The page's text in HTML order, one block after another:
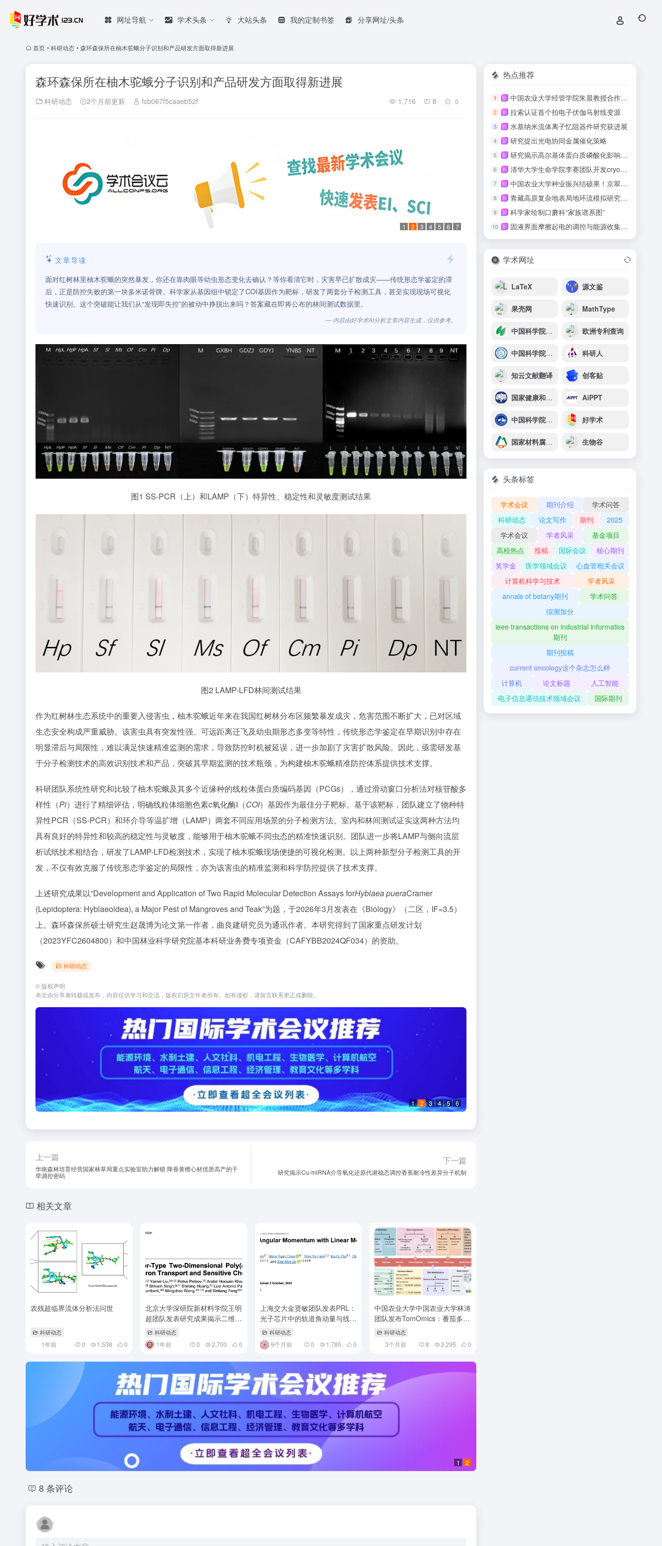
网址导航 学术头条 大站头条 我的定制书签 分享网址/头条
首页 • 科研动态 • 森环森保所在柚木驼蛾分子识别和产品研发方面取得新进展
森环森保所在柚木驼蛾分子识别和产品研发方面取得新进展
科研动态 2个月前更新 fcb067f5caaeb52f 1,716 8 0
1 2 3 4 5 6 7
文章导读
面对红树林里柚木驼蛾的突然暴发，你还在靠肉眼等幼虫形态变化去确认？等你看清它时，灾害早已扩散成灾——传统形态学鉴定的滞
后，正是防控失败的第一块多米诺骨牌。科学家从基因组中锁定了COI基因作为靶标，研发了两套分子检测工具，甚至实现现场可视化
快速识别。这个突破能让我们从“发现即失控”的被动中挣脱出来吗？答案藏在即将公布的林间测试数据里。
— 内容由好学术AI分析文章内容生成，仅供参考。
图1 SS-PCR（上）和LAMP（下）特异性、稳定性和灵敏度测试结果
图2 LAMP-LFD林间测试结果
作为红树林生态系统中的重要入侵害虫，柚木驼蛾近年来在我国红树林分布区频繁暴发成灾，危害范围不断扩大，已对区域
生态安全构成严重威胁。该害虫具有突发性强、可远距离迁飞及幼虫期形态多变等特性，传统形态学鉴定在早期识别中存在
明显滞后与局限性，难以满足快速精准监测的需求，导致防控时机被延误，进一步加剧了灾害扩散风险。因此，亟需研发基
于分子检测技术的高效识别技术和产品，突破其早期监测的技术瓶颈，为构建柚木驼蛾精准防控体系提供技术支撑。
科研团队系统性研究和比较了柚木驼蛾及其多个近缘种的线粒体蛋白质编码基因（PCGs），通过滑动窗口分析法对核苷酸多
样性（Pi）进行了精细评估，明确线粒体细胞色素c氧化酶I（COI）基因作为最佳分子靶标。基于该靶标，团队建立了物种特
异性PCR（SS-PCR）和环介导等温扩增（LAMP）两套不同应用场景的分子检测方法。室内和林间测试证实这两种方法均
具有良好的特异性和较高的稳定性与灵敏度，能够用于柚木驼蛾不同虫态的精准快速识别。团队进一步将LAMP与侧向流层
析试纸技术相结合，研发了LAMP-LFD检测技术，实现了柚木驼蛾现场便捷的可视化检测。以上两种新型分子检测工具的开
发，不仅有效克服了传统形态学鉴定的局限性，亦为该害虫的精准监测和科学防控提供了技术支撑。
上述研究成果以“Development and Application of Two Rapid Molecular Detection Assays forHyblaea pueraCramer
(Lepidoptera: Hyblaeoidea), a Major Pest of Mangroves and Teak”为题，于2026年3月发表在《Biology》（二区，IF=3.5）
上。森环森保所硕士研究生赵晟博为论文第一作者，曲良建研究员为通讯作者。本研究得到了国家重点研发计划
（2023YFC2604800）和中国林业科学研究院基本科研业务费专项资金（CAFYBB2024QF034）的资助。
科研动态
© 版权声明
本文由分享者转载或发布，内容仅供学习和交流，版权归原文作者所有。如有侵权，请留言联系更正或删除。
1 2 3 4 5 6
上一篇
华南森林培育经营国家林草局重点实验室助力解锁 降香黄檀心材优质高产的干
旱调控密码
下一篇
研究揭示Cu-miRNA介导氧化还原代谢稳态调控香蕉耐冷性差异分子机制
相关文章
农残超临界流体分析法问世
科研动态
1年前 0 1,538 0
北京大学深研院新材料学院王明
超团队发表研究成果揭示二维共
轭聚合物电子传感器新进展
科研动态
1年前 0 2,700 0
上海交大金贤敏团队发表PRL：
光子芯片中的轨道角动量与线动
量锁定
科研动态
9个月前 0 1,785 0
中国农业大学中国农业大学林涛
团队发布TomOmics：番茄多组
学整合与功能研究的综合平台
科研动态
3个月前 8 3,295 0
1 2
8 条评论
热点推荐
1 新 中国农业大学经管学院朱晨教授合作研究首次揭示生命早期糖摄入可通过长期饮食行为影响成年健康
2 新 拉索认证首个拍电子伏伽马射线变源
3 新 水基纳米流体离子忆阻器件研究获进展
4 新 研究提出光电协同金属催化策略
5 新 研究揭示高尔基体蛋白质磷酸化影响乳汁质量的分子机制
6 新 清华大学生命学院李赛团队开发cryo-ET数据一体化实时处理软件
7 新 中国农业大学种业振兴结硕果！京翠绿壳蛋鸡配套系喜获国家畜禽新品种证书
8 新 青藏高原复杂地表局地环流模拟研究取得进展
9 新 科学家绘制口蘑科“家族谱系图”
10 新 固液界面摩擦起电的调控与能源收集研究取得系列进展
学术网址
LaTeX 源文鉴
果壳网 MathType
中国科学院生态环境研究中心 欧洲专利查询
中国科学院微生物研究所 科研人
知云文献翻译 创客贴
国家健康和疾病人脑组织资源库 AiPPT
中国科学院青藏高原研究所 好学术
国家材料腐蚀与防护科学数据中心 生物谷
头条标签
学术会议 期刊介绍
学术问答
科研动态
论文写作 期刊
2025
学术会议
学者风采
基金项目
高校热点
投稿 国际会议
核心期刊
奖学金
医学领域会议
心血管相关会议
计算机科学与技术
学者风采
annals of botany期刊
学术问答
综测加分
ieee transactions on industrial informatics
期刊
期刊投稿
current oncology这个杂志怎么样
计算机
论文标题
人工智能
电子信息通信技术领域会议
国际期刊